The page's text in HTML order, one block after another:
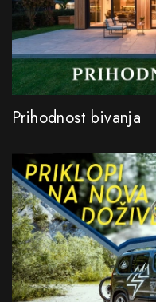
Prihodnost bivanja